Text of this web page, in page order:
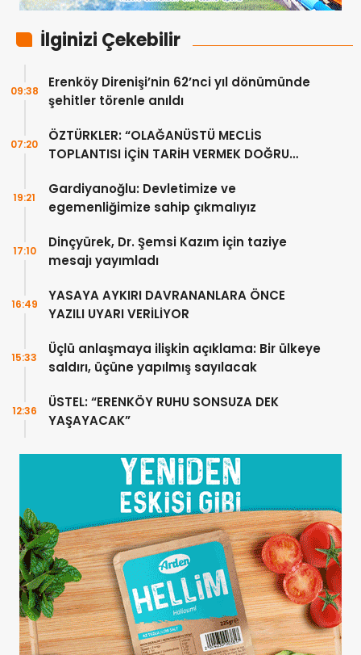
İlginizi Çekebilir
Erenköy Direnişi’nin 62’nci yıl dönümünde
şehitler törenle anıldı
09:38
ÖZTÜRKLER: “OLAĞANÜSTÜ MECLİS
TOPLANTISI İÇİN TARİH VERMEK DOĞRU
07:20
Gardiyanoğlu: Devletimize ve
egemenliğimize sahip çıkmalıyız
19:21
Dinçyürek, Dr. Şemsi Kazım için taziye
mesajı yayımladı
17:10
YASAYA AYKIRI DAVRANANLARA ÖNCE
YAZILI UYARI VERİLİYOR
16:49
Üçlü anlaşmaya ilişkin açıklama: Bir ülkeye
saldırı, üçüne yapılmış sayılacak
15:33
ÜSTEL: “ERENKÖY RUHU SONSUZA DEK
YAŞAYACAK”
12:36